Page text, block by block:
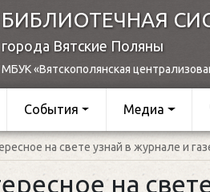
БИБЛИОТЕЧНАЯ
города Вятские Поляны
МБУК «Вятскополянская
События Медиа
на свете узнай в журнале и
на